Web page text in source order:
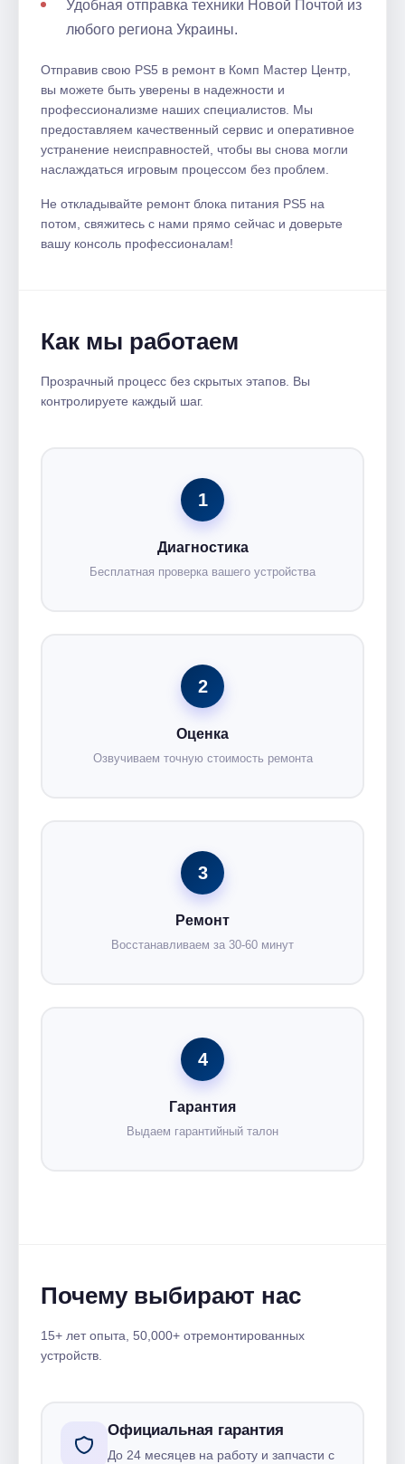
Удобная отправка техники Новой Почтой из
любого региона Украины.
Отправив свою PS5 в ремонт в Комп Мастер Центр,
вы можете быть уверены в надежности и
профессионализме наших специалистов. Мы
предоставляем качественный сервис и оперативное
устранение неисправностей, чтобы вы снова могли
наслаждаться игровым процессом без проблем.
Не откладывайте ремонт блока питания PS5 на
потом, свяжитесь с нами прямо сейчас и доверьте
вашу консоль профессионалам!
Как мы работаем
Прозрачный процесс без скрытых этапов. Вы
контролируете каждый шаг.
1
Диагностика
Бесплатная проверка вашего устройства
2
Оценка
Озвучиваем точную стоимость ремонта
3
Ремонт
Восстанавливаем за 30-60 минут
4
Гарантия
Выдаем гарантийный талон
Почему выбирают нас
15+ лет опыта, 50,000+ отремонтированных
устройств.
Официальная гарантия
До 24 месяцев на работу и запчасти с